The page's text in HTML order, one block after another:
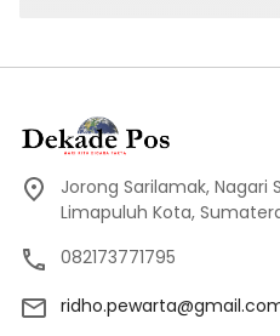
Jorong Sarilamak, Nagari
Limapuluh Kota,
082173771795